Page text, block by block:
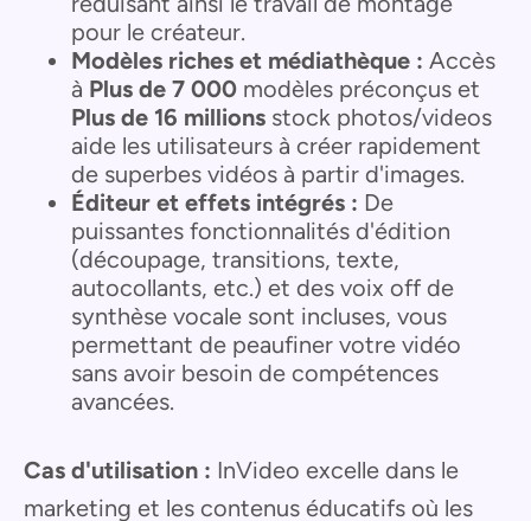
pour le créateur.
Modèles riches et médiathèque : Accès
à Plus de 7 000 modèles préconçus et
Plus de 16 millions stock photos/videos
aide les utilisateurs à créer rapidement
de superbes vidéos à partir d'images.
Éditeur et effets intégrés : De
puissantes fonctionnalités d'édition
(découpage, transitions, texte,
autocollants, etc.) et des voix off de
synthèse vocale sont incluses, vous
permettant de peaufiner votre vidéo
sans avoir besoin de compétences
avancées.
Cas d'utilisation : InVideo excelle dans le
marketing et les contenus éducatifs où les